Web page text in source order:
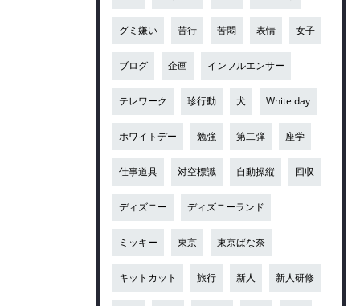
グミ嫌い 苦行 苦悶 表情 女子
ブログ 企画 インフルエンサー
テレワーク 珍行動 犬 White day
ホワイトデー 勉強 第二弾 座学
仕事道具 対空標識 自動操縦 回収
ディズニー ディズニーランド
ミッキー 東京 東京ばな奈
キットカット 旅行 新人 新人研修